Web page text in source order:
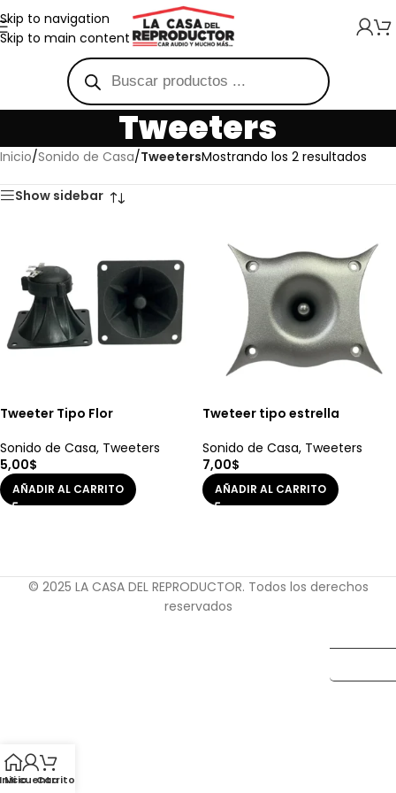
Skip to navigation
Skip to main content
Tweeters
Inicio/Sonido de Casa/TweetersMostrando los 2 resultados
Show sidebar
Tweeter Tipo Flor
Sonido de Casa, Tweeters
5,00$
AÑADIR AL CARRITO
Tweteer tipo estrella
Sonido de Casa, Tweeters
7,00$
AÑADIR AL CARRITO
© 2025 LA CASA DEL REPRODUCTOR. Todos los derechos
reservados
Inicio
Mi cuenta
Carrito